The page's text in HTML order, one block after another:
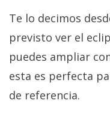
Te lo decimos
previsto ver el
puedes ampliar
esta es perfecta
de referencia.